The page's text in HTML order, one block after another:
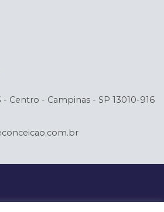
- Centro - Campinas - SP 13010-916